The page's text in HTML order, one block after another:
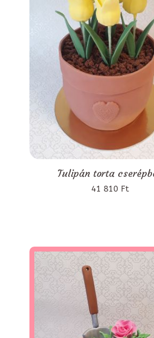
Tulipán torta
41 810 Ft